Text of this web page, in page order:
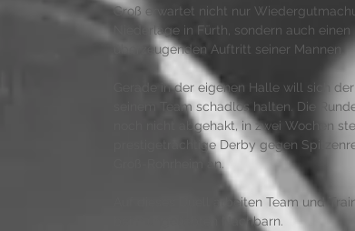
Groß erwartet nicht nur
Niederlage in Fürth, sondern auch einen
überzeugenden Auftritt seiner Mannen.
Gerade in der eigenen Halle will sich
seinem Team schadlos halten. Die
noch nicht abgehakt, in zwei Wochen
prestigeträchtige Derby gegen
Groß-Rohrheim an.
Auf dieses Duell arbeiten Team und
beim ungeliebten Nachbarn.